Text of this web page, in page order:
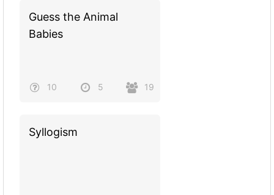
Guess the Animal
Babies
10 5 19
Syllogism